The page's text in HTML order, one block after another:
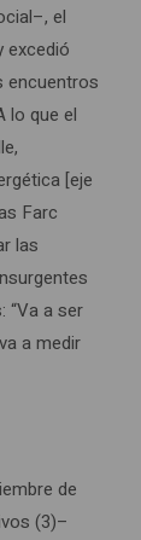
el
excedió
encuentros
lo que el
[eje
Farc
las
“Va a ser
a medir
de
(3)–